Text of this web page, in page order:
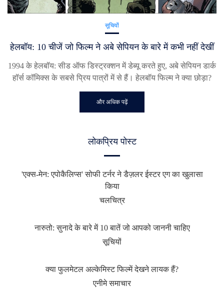
सूचियों
हेलबॉय: 10 चीजें जो फिल्म ने अबे सेपियन के बारे में कभी नहीं देखीं
1994 के हेलबॉय: सीड ऑफ डिस्ट्रक्शन में डेब्यू करते हुए, अबे सेपियन डार्क
हॉर्स कॉमिक्स के सबसे प्रिय पात्रों में से हैं। हेलबॉय फिल्म ने क्या छोड़ा?
और अधिक पढ़ें
लोकप्रिय पोस्ट
'एक्स-मेन: एपोकैलिप्स' सोफी टर्नर ने डैज़लर ईस्टर एग का खुलासा
किया
चलचित्र
नारुतो: सुनादे के बारे में 10 बातें जो आपको जाननी चाहिए
सूचियों
क्या फुलमेटल अल्केमिस्ट फिल्में देखने लायक हैं?
एनीमे समाचार